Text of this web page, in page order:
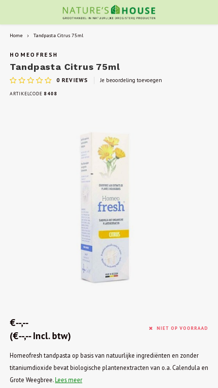
Home Tandpasta Citrus 75ml
HOMEOFRESH
Tandpasta Citrus 75ml
0 REVIEWS Je beoordeling toevoegen
ARTIKELCODE 8408
€--,--
(€--,-- Incl. btw)
NIET OP VOORRAAD
Homeofresh tandpasta op basis van natuurlijke ingrediënten en zonder
titaniumdioxide bevat biologische plantenextracten van o.a. Calendula en
Grote Weegbree.Lees meer